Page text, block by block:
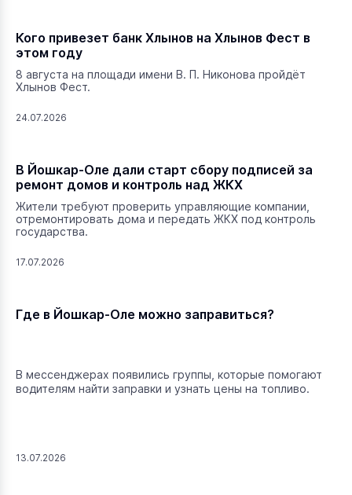
Кого привезет банк Хлынов на Хлынов Фест в
этом году
8 августа на площади имени В. П. Никонова пройдёт
Хлынов Фест.
24.07.2026
В Йошкар-Оле дали старт сбору подписей за
ремонт домов и контроль над ЖКХ
Жители требуют проверить управляющие компании,
отремонтировать дома и передать ЖКХ под контроль
государства.
17.07.2026
Где в Йошкар-Оле можно заправиться?
В мессенджерах появились группы, которые помогают
водителям найти заправки и узнать цены на топливо.
13.07.2026